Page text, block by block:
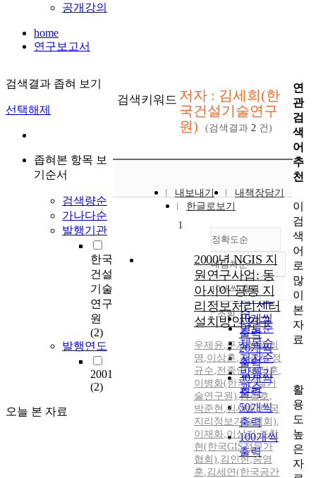
공개강의
home
연구보고서
검색결과 좁혀 보기
선택해제
좁혀본 항목 보
기순서
검색량순
가나다순
발행기관
한국
건설
기술
연구
원
(2)
발행연도
2001
(2)
오늘 본 자료
검색키워드 저자 : 김세희(한
국건설기술연구
원)
(검색결과 2 건)
내보내기
내책장담기
한글로보기
정확도순
정확도
순
인기도
순
연도순
제목순
저자순
발행기
관순
내림차순
내림차순
10개씩 출력
10개씩
출력
20개씩
출력
30개씩
출력
50개씩
출력
100개씩
출력
조회
1
2000년 NGIS 지
원연구사업: 동
아시아 공동 지
리정보처리센터
설치방안 연구
우제윤,구지희,김의
명 ,이상훈,김강석,정
규수,전종안,이정훈,
이병화(한국건설기
술연구원),송철호,
박준현 ,김세희(한국
지리정보기술협회),
이재화,이상지,조창
현(한국GIS정문가
협회),김인현,송영
훈,김세연(한국공간
연
관
검
색
어
추
천
이
검
색
어
로
많
이
본
자
료
활
용
도
높
은
자